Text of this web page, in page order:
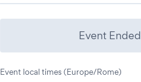
Event Ended
Event local times (Europe/Rome)